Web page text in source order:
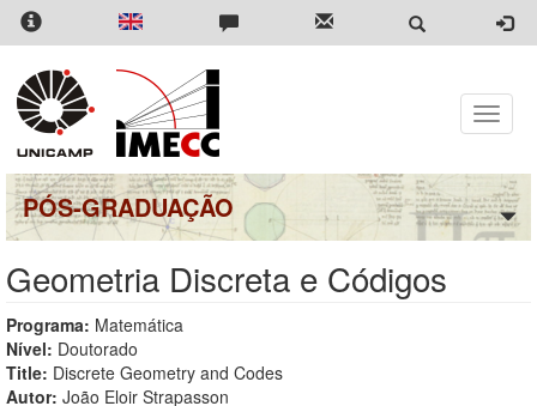
Pular
para
conteúdo
principal
Toggle
PÓS-GRADUAÇÃO
Geometria Discreta e Códigos
Programa: Matemática
Nível: Doutorado
Title: Discrete Geometry and Codes
Autor: João Eloir Strapasson